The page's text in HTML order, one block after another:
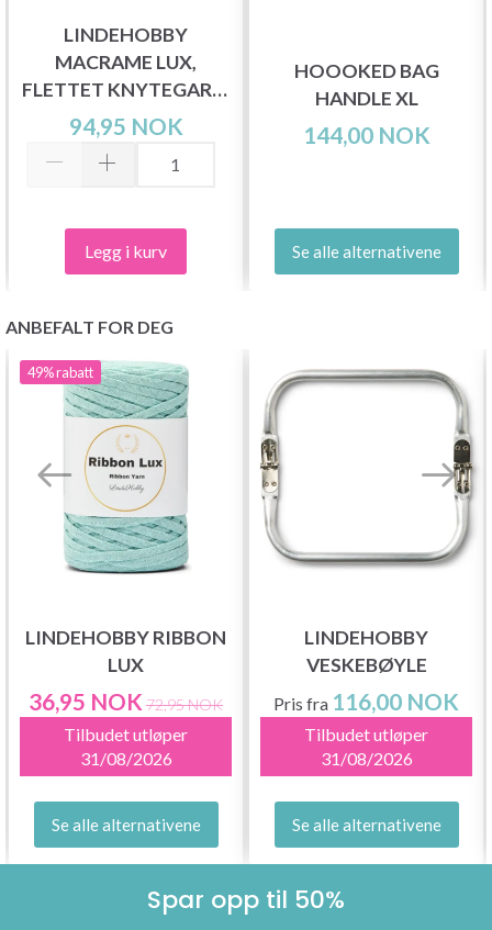
LINDEHOBBY
MACRAME LUX,
FLETTET KNYTEGARN,
6 MM
94,95 NOK
Legg i kurv
HOOOKED BAG
HANDLE XL
144,00 NOK
Se alle alternativene
ANBEFALT FOR DEG
49%rabatt
LINDEHOBBY RIBBON
LUX
36,95 NOK 72,95 NOK
Tilbudet utløper
31/08/2026
Se alle alternativene
LINDEHOBBY
VESKEBØYLE
Pris fra 116,00 NOK
Tilbudet utløper
31/08/2026
Se alle alternativene
Spar opp til 50%